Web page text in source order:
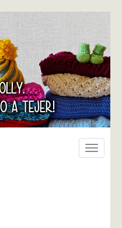
A TEJER!
Toggle